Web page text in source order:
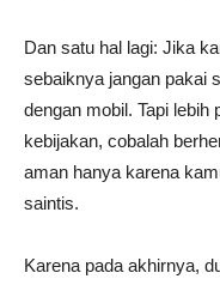
Dan satu hal lagi: Jika
sebaiknya jangan pakai
dengan mobil. Tapi lebih
kebijakan, cobalah
aman hanya karena
saintis.
Karena pada akhirnya,